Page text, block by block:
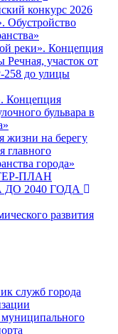
конкурс 2026
Обустройство
реки». Концепция
Речная, участок от
258 до улицы
Концепция
бульвара в
жизни на берегу
главного
города»
ПЛАН
2040 ГОДА
развития
служб города